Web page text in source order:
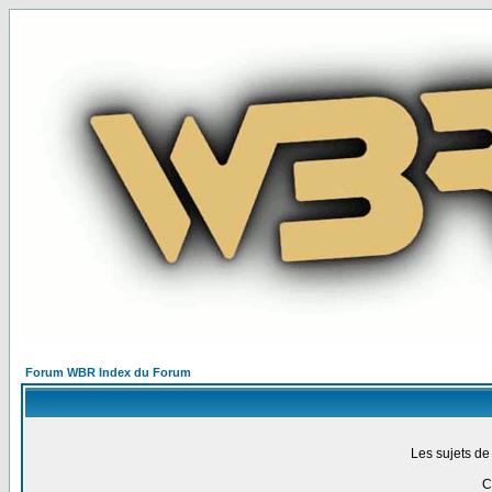
Forum WBR Index du Forum
Les sujets